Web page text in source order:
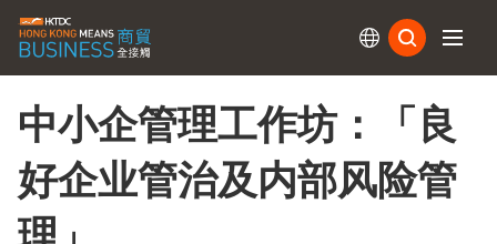
中小企管理工作坊：「良
好企业管治及内部风险管